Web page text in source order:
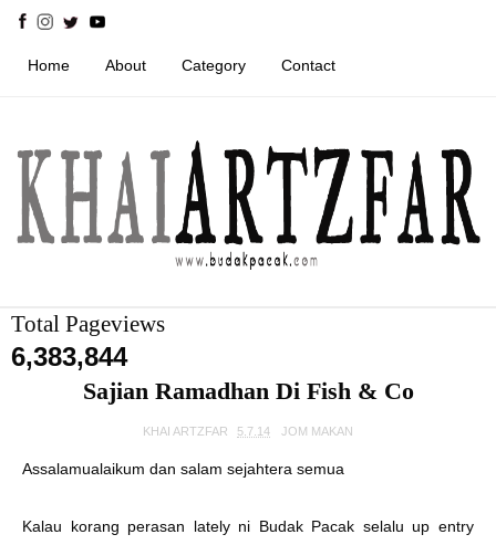
Home About Category Contact
Total Pageviews
6,383,844
Sajian Ramadhan Di Fish & Co
KHAI ARTZFAR 5.7.14 JOM MAKAN
Assalamualaikum dan salam sejahtera semua
Kalau korang perasan lately ni Budak Pacak selalu up entry